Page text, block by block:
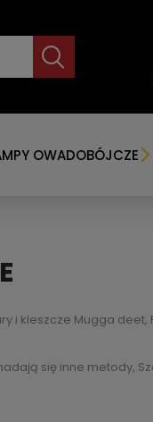
OWADOBÓJCZE
i kleszcze Mugga deet,
się inne metody,